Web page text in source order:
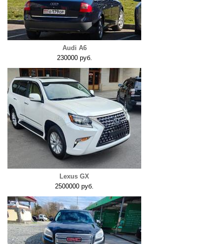
Audi A6
230000 руб.
Lexus GX
2500000 руб.